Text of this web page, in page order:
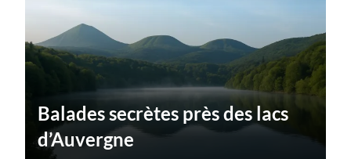
Balades secrètes près des lacs
d’Auvergne